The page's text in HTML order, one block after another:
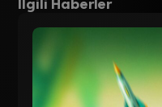
İlgili Haberler